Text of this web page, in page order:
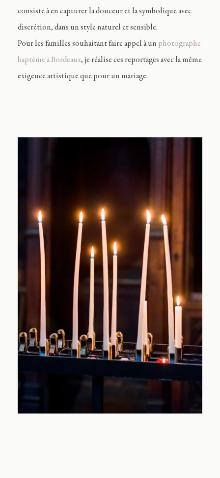
consiste à en capturer la douceur et la symbolique avec
discrétion, dans un style naturel et sensible.
Pour les familles souhaitant faire appel à un photographe
baptême à Bordeaux, je réalise ces reportages avec la même
exigence artistique que pour un mariage.